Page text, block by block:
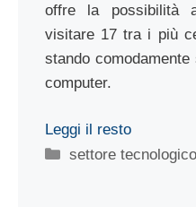
offre la possibilità
visitare 17 tra i più
stando
computer.
Leggi il resto
Categorie
settore tecnologico